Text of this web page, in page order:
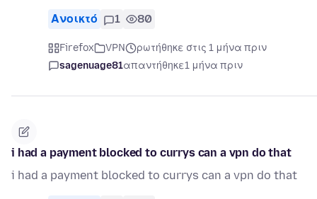
Ανοικτό 1 80
Firefox VPN
ρωτήθηκε στις 1 μήνα πριν
sagenuage81απαντήθηκε1 μήνα πριν
i had a payment blocked to currys can a vpn do that
i had a payment blocked to currys can a vpn do that